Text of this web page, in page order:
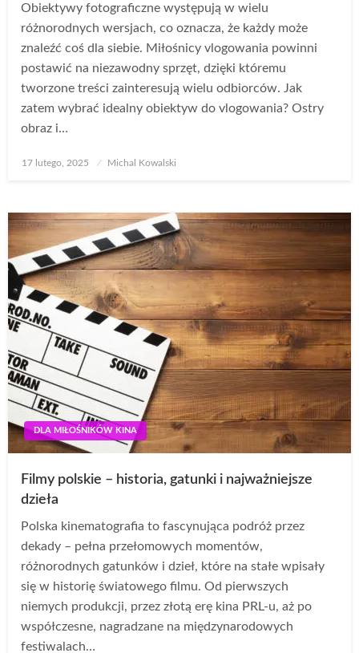
Obiektywy fotograficzne występują w wielu
różnorodnych wersjach, co oznacza, że każdy może
znaleźć coś dla siebie. Miłośnicy vlogowania powinni
postawić na niezawodny sprzęt, dzięki któremu
tworzone treści zainteresują wielu odbiorców. Jak
zatem wybrać idealny obiektyw do vlogowania? Ostry
obraz i…
Opublikowane
17 lutego, 2025 Michal Kowalski
DLA MIŁOŚNIKÓW KINA
Filmy polskie – historia, gatunki i najważniejsze
dzieła
Polska kinematografia to fascynująca podróż przez
dekady – pełna przełomowych momentów,
różnorodnych gatunków i dzieł, które na stałe wpisały
się w historię światowego filmu. Od pierwszych
niemych produkcji, przez złotą erę kina PRL-u, aż po
współczesne, nagradzane na międzynarodowych
festiwalach…